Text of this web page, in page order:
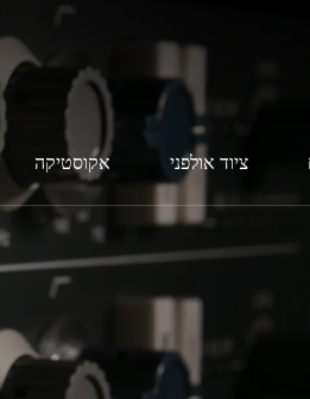
ציוד אולפני אקוסטיקה